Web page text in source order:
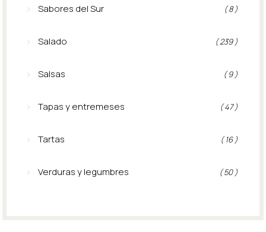
Sabores del Sur ( 8 )
Salado ( 239 )
Salsas ( 9 )
Tapas y entremeses ( 47 )
Tartas ( 16 )
Verduras y legumbres ( 50 )